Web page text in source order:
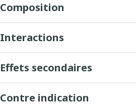
Composition
Interactions
Effets secondaires
Contre indication